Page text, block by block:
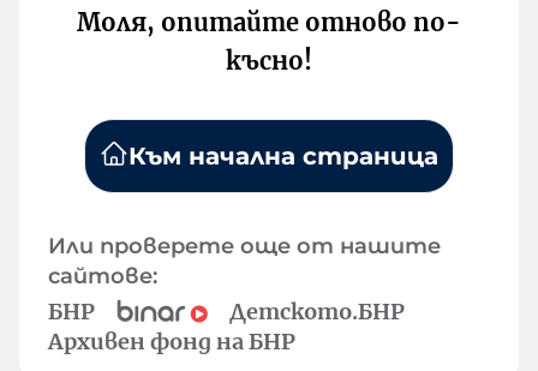
Моля, опитайте отново по-
късно!
Към начална страница
Или проверете още от нашите
сайтове:
БНР
Детското.БНР
Архивен фонд на БНР